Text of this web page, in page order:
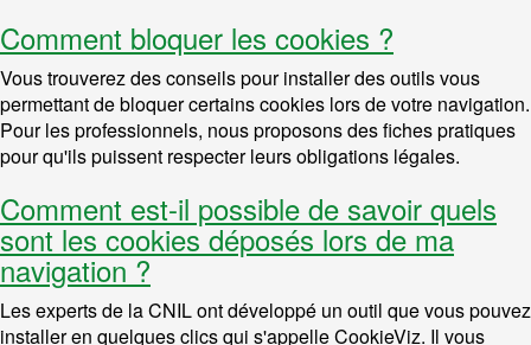
Comment bloquer les cookies ?
Vous trouverez des conseils pour installer des outils vous
permettant de bloquer certains cookies lors de votre navigation.
Pour les professionnels, nous proposons des fiches pratiques
pour qu'ils puissent respecter leurs obligations légales.
Comment est-il possible de savoir quels
sont les cookies déposés lors de ma
navigation ?
Les experts de la CNIL ont développé un outil que vous pouvez
installer en quelques clics qui s'appelle CookieViz. Il vous